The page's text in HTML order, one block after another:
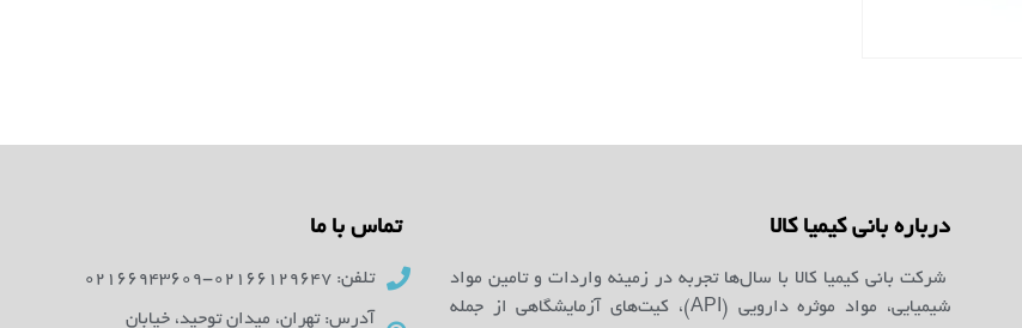
درباره بانی کیمیا کالا
شرکت بانی کیمیا کالا با سال‌ها تجربه در زمینه واردات و تامین مواد
شیمیایی، مواد موثره دارویی (API)، کیت‌های آزمایشگاهی از جمله
تماس با ما
تلفن: 02166129647-02166943609
آدرس: تهران، میدان توحید، خیابان